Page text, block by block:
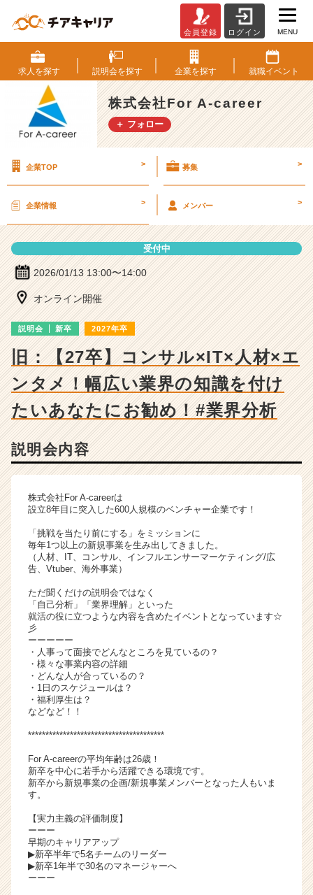
式
会
社
F
o
r
a
e
r
の
説
細
ベ
ン
チ
ャ
ー・
企
業
か
ら
カ
ウ
ト
届
く
就
サ
イ
ト
リ
ア
（C
e
r
C
会員登録 ログイン MENU
求人を探す 説明会を探す 企業を探す 就職イベント
株式会社For A-career
＋ フォロー
企業TOP > 募集 >
企業情報 > メンバー >
受付中
2026/01/13 13:00〜14:00
オンライン開催
説明会 新卒 2027年卒
旧：【27卒】コンサル×IT×人材×エ
ンタメ！幅広い業界の知識を付け
たいあなたにお勧め！#業界分析
説明会内容
株式会社For A-careerは
設立8年目に突入した600人規模のベンチャー企業です！
「挑戦を当たり前にする」をミッションに
毎年1つ以上の新規事業を生み出してきました。
（人材、IT、コンサル、インフルエンサーマーケティング/広
告、Vtuber、海外事業）
ただ聞くだけの説明会ではなく
「自己分析」「業界理解」といった
就活の役に立つような内容を含めたイベントとなっています☆
彡
ーーーーー
・人事って面接でどんなところを見ているの？
・様々な事業内容の詳細
・どんな人が合っているの？
・1日のスケジュールは？
・福利厚生は？
などなど！！
***************************************
For A-careerの平均年齢は26歳！
新卒を中心に若手から活躍できる環境です。
新卒から新規事業の企画/新規事業メンバーとなった人もいま
す。
【実力主義の評価制度】
ーーー
早期のキャリアアップ
▶新卒半年で5名チームのリーダー
▶新卒1年半で30名のマネージャーへ
ーーー